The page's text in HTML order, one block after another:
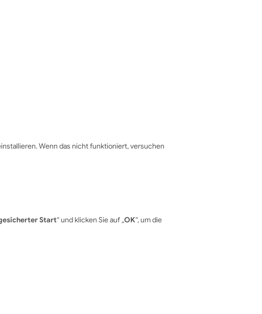
Wenn das nicht funktioniert, versuchen
Start“ und klicken Sie auf „OK“, um die